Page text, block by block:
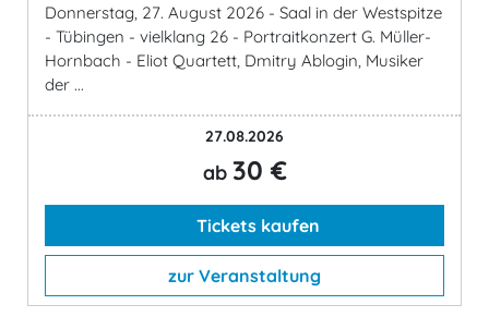
Donnerstag, 27. August 2026 - Saal in der Westspitze
- Tübingen - vielklang 26 - Portraitkonzert G. Müller-
Hornbach - Eliot Quartett, Dmitry Ablogin, Musiker
der ...
27.08.2026
ab 30 €
Tickets kaufen
zur Veranstaltung